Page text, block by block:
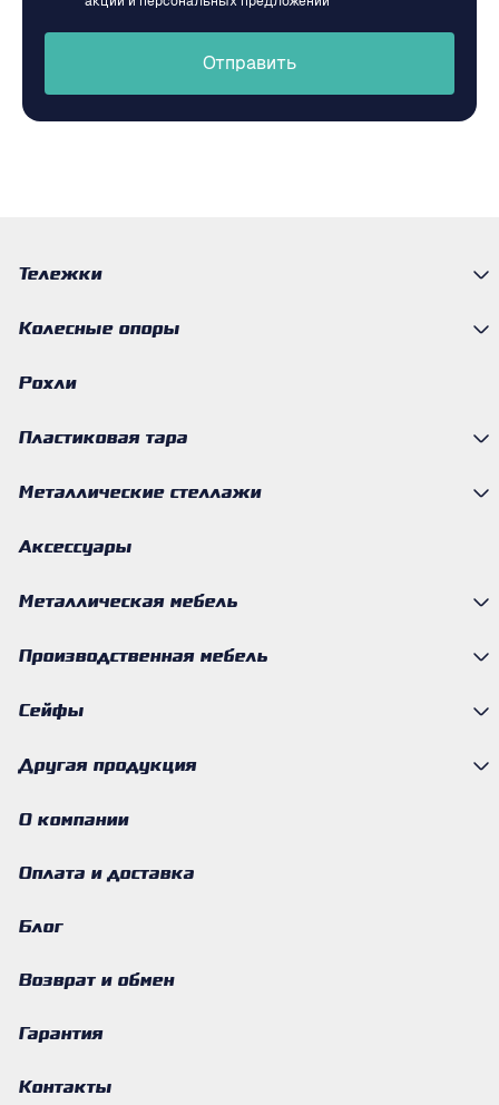
Отправить
Тележки
Колесные опоры
Рохли
Пластиковая тара
Металлические стеллажи
Аксессуары
Металлическая мебель
Производственная мебель
Сейфы
Другая продукция
О компании
Оплата и доставка
Блог
Возврат и обмен
Гарантия
Контакты